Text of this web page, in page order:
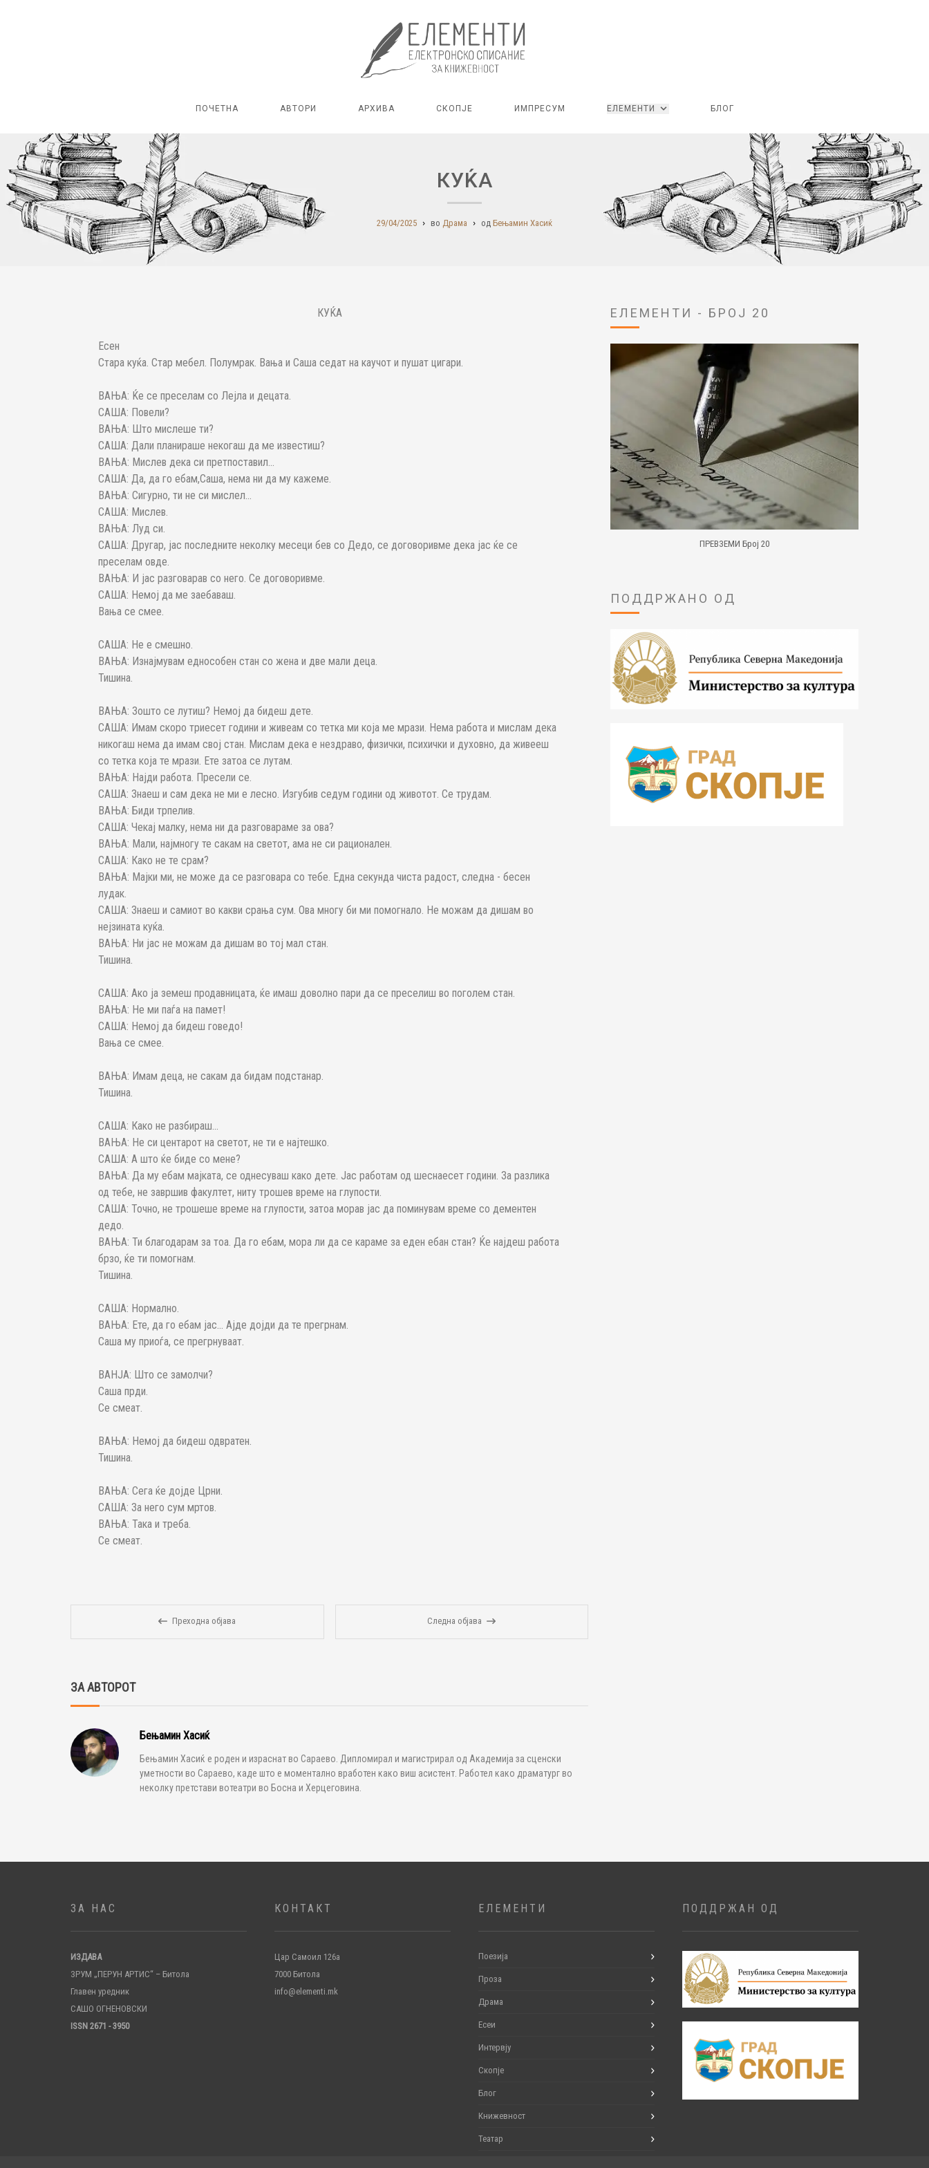
ПОЧЕТНА АВТОРИ АРХИВА СКОПЈЕ ИМПРЕСУМ ЕЛЕМЕНТИ БЛОГ
КУЌА
29/04/2025 во Драма од Бењамин Хасиќ
КУЌА
Есен
Стара куќа. Стар мебел. Полумрак. Вања и Саша седат на каучот и пушат цигари.
ВАЊА: Ќе се преселам со Лејла и децата.
САША: Повели?
ВАЊА: Што мислеше ти?
САША: Дали планираше некогаш да ме известиш?
ВАЊА: Мислев дека си претпоставил...
САША: Да, да го ебам,Саша, нема ни да му кажеме.
ВАЊА: Сигурно, ти не си мислел...
САША: Мислев.
ВАЊА: Луд си.
САША: Другар, јас последните неколку месеци бев со Дедо, се договоривме дека јас ќе се
преселам овде.
ВАЊА: И јас разговарав со него. Се договоривме.
САША: Немој да ме заебаваш.
Вања се смее.
САША: Не е смешно.
ВАЊА: Изнајмувам еднособен стан со жена и две мали деца.
Тишина.
ВАЊА: Зошто се лутиш? Немој да бидеш дете.
САША: Имам скоро триесет години и живеам со тетка ми која ме мрази. Нема работа и мислам дека
никогаш нема да имам свој стан. Мислам дека е нездраво, физички, психички и духовно, да живееш
со тетка која те мрази. Ете затоа се лутам.
ВАЊА: Најди работа. Пресели се.
САША: Знаеш и сам дека не ми е лесно. Изгубив седум години од животот. Се трудам.
ВАЊА: Биди трпелив.
САША: Чекај малку, нема ни да разговараме за ова?
ВАЊА: Мали, најмногу те сакам на светот, ама не си рационален.
САША: Како не те срам?
ВАЊА: Мајки ми, не може да се разговара со тебе. Една секунда чиста радост, следна - бесен
лудак.
САША: Знаеш и самиот во какви срања сум. Ова многу би ми помогнало. Не можам да дишам во
нејзината куќа.
ВАЊА: Ни јас не можам да дишам во тој мал стан.
Тишина.
САША: Ако ја земеш продавницата, ќе имаш доволно пари да се преселиш во поголем стан.
ВАЊА: Не ми паѓа на памет!
САША: Немој да бидеш говедо!
Вања се смее.
ВАЊА: Имам деца, не сакам да бидам подстанар.
Тишина.
САША: Како не разбираш...
ВАЊА: Не си центарот на светот, не ти е најтешко.
САША: А што ќе биде со мене?
ВАЊА: Да му ебам мајката, се однесуваш како дете. Јас работам од шеснаесет години. За разлика
од тебе, не завршив факултет, ниту трошев време на глупости.
САША: Точно, не трошеше време на глупости, затоа морав јас да поминувам време со дементен
дедо.
ВАЊА: Ти благодарам за тоа. Да го ебам, мора ли да се караме за еден ебан стан? Ќе најдеш работа
брзо, ќе ти помогнам.
Тишина.
САША: Нормално.
ВАЊА: Ете, да го ебам јас... Ајде дојди да те прегрнам.
Саша му приоѓа, се прегрнуваат.
ВАНЈА: Што се замолчи?
Саша прди.
Се смеат.
ВАЊА: Немој да бидеш одвратен.
Тишина.
ВАЊА: Сега ќе дојде Црни.
САША: За него сум мртов.
ВАЊА: Така и треба.
Се смеат.
Преходна објава Следна објава
ЗА АВТОРОТ
Бењамин Хасиќ
Бењамин Хасиќ е роден и израснат во Сараево. Дипломирал и магистрирал од Академија за сценски
уметности во Сараево, каде што е моментално вработен како виш асистент. Работел како драматург во
неколку претстави вотеатри во Босна и Херцеговина.
ЕЛЕМЕНТИ - БРОЈ 20
ПРЕВЗЕМИ Број 20
ПОДДРЖАНО ОД
ЗА НАС
ИЗДАВА
ЗРУМ „ПЕРУН АРТИС“ – Битола
Главен уредник
САШО ОГНЕНОВСКИ
ISSN 2671 - 3950
КОНТАКТ
Цар Самоил 126а
7000 Битола
info@elementi.mk
ЕЛЕМЕНТИ
Поезија
Проза
Драма
Есеи
Интервју
Скопје
Блог
Книжевност
Театар
ПОДДРЖАН ОД